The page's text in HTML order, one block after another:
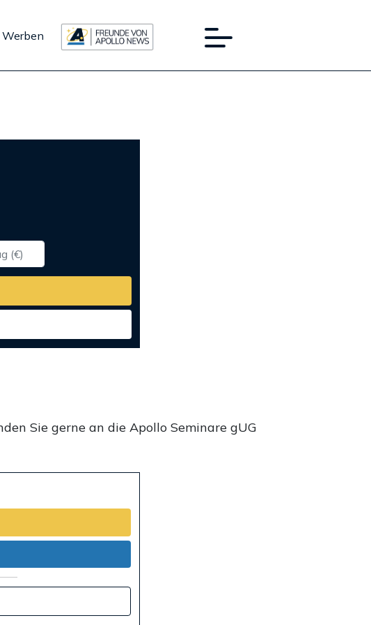
Werben
Sie gerne an die Apollo Seminare gUG